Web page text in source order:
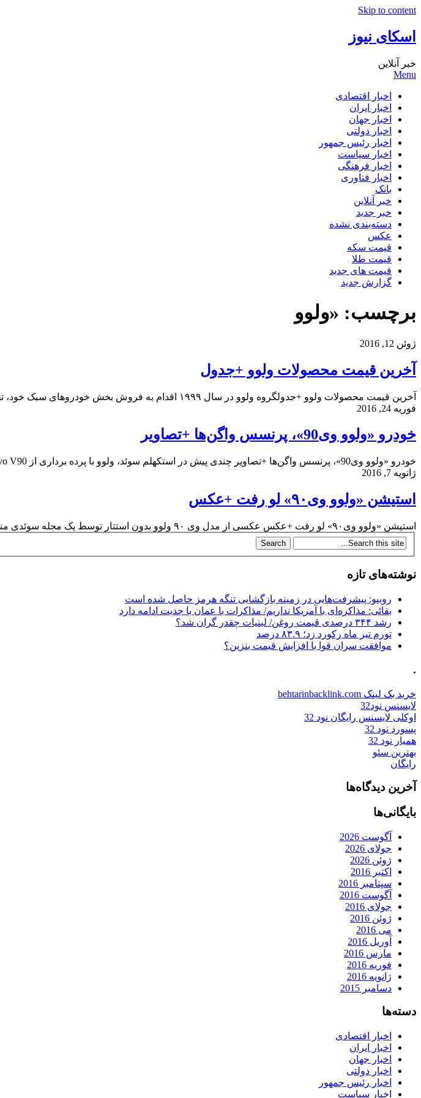
Skip to content
اسکای نیوز
خبر آنلاین
Menu
اخبار اقتصادی
اخبار ایران
اخبار جهان
اخبار دولتی
اخبار رئیس جمهور
اخبار سیاست
اخبار فرهنگی
اخبار فناوری
بانک
خبر آنلاین
خبر جدید
دسته‌بندی نشده
عکس
قیمت سکه
قیمت طلا
قیمت های جدید
گزارش جدید
برچسب: «ولوو
ژوئن 12, 2016
آخرین قیمت محصولات ولوو +جدول
آخرین قیمت محصولات ولوو +جدولگروه ولوو در سال ۱۹۹۹ اقدام به فروش بخش خودروهای سبک خود، تحت نام ولوو کارز، به ارزش ۶٫۴۵ میلیارد دلار،...
فوریه 24, 2016
خودرو «ولوو وی90»، پرنسس واگن‌ها +تصاویر
خودرو «ولوو وی90»، پرنسس واگن‌ها +تصاویر چندی پیش در استکهلم سوئد، ولوو با پرده برداری از Volvo V90 به انتظارها خاتمه داد. مدلی که در...
ژانویه 7, 2016
استیشن «ولوو وی۹۰» لو رفت +عکس
استیشن «ولوو وی۹۰» لو رفت +عکس عکسی از مدل وی ۹۰ ولوو بدون استتار توسط یک مجله سوئدی منتشر شده است. معلوم نیست ولوو کی...
نوشته‌های تازه
روبیو: پیشرفت‌هایی در زمینه بازگشایی تنگه هرمز حاصل شده است
بقائی: مذاکره‌ای با آمریکا نداریم/ مذاکرات با عمان با جدیت ادامه دارد
رشد ۳۴۴ درصدی قیمت روغن/ لبنیات چقدر گران شد؟
تورم تیر ماه رکورد زد؛ ۸۳.۹ درصد
موافقت سران قوا با افزایش قیمت بنزین؟
.
خرید بک لینک behtarinbacklink.com
لایسنس نود32
اوکلی لایسنس رایگان نود 32
پسورد نود 32
همیار نود 32
بهترین سئو
رایگان
آخرین دیدگاه‌ها
بایگانی‌ها
آگوست 2026
جولای 2026
ژوئن 2026
اکتبر 2016
سپتامبر 2016
آگوست 2016
جولای 2016
ژوئن 2016
می 2016
آوریل 2016
مارس 2016
فوریه 2016
ژانویه 2016
دسامبر 2015
دسته‌ها
اخبار اقتصادی
اخبار ایران
اخبار جهان
اخبار دولتی
اخبار رئیس جمهور
اخبار سیاست